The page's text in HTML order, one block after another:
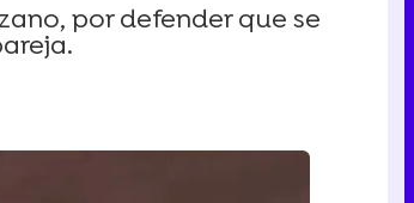
por defender que se